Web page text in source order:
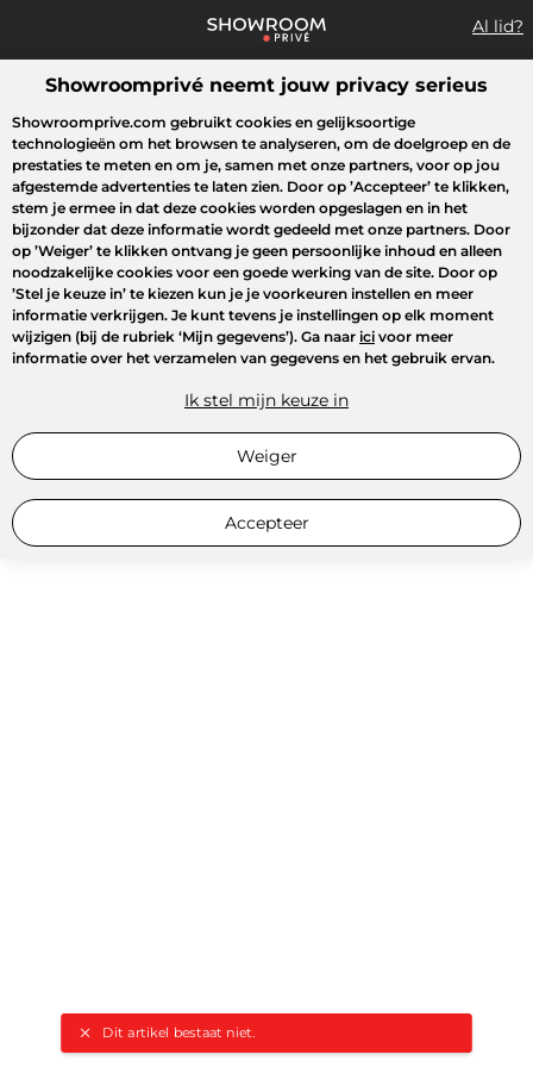
Al lid?
Wat zoek je?
Dit artikel bestaat niet.
Overzicht sales Sport Fashion Kids Beauty
Showroomprivé neemt jouw privacy serieus
Showroomprive.com gebruikt cookies en gelijksoortige
technologieën om het browsen te analyseren, om de doelgroep en de
prestaties te meten en om je, samen met onze partners, voor op jou
afgestemde advertenties te laten zien. Door op ’Accepteer’ te klikken,
stem je ermee in dat deze cookies worden opgeslagen en in het
bijzonder dat deze informatie wordt gedeeld met onze partners. Door
op ’Weiger’ te klikken ontvang je geen persoonlijke inhoud en alleen
noodzakelijke cookies voor een goede werking van de site. Door op
’Stel je keuze in’ te kiezen kun je je voorkeuren instellen en meer
informatie verkrijgen. Je kunt tevens je instellingen op elk moment
wijzigen (bij de rubriek ‘Mijn gegevens’). Ga naar ici voor meer
informatie over het verzamelen van gegevens en het gebruik ervan.
Ik stel mijn keuze in
Weiger
Accepteer